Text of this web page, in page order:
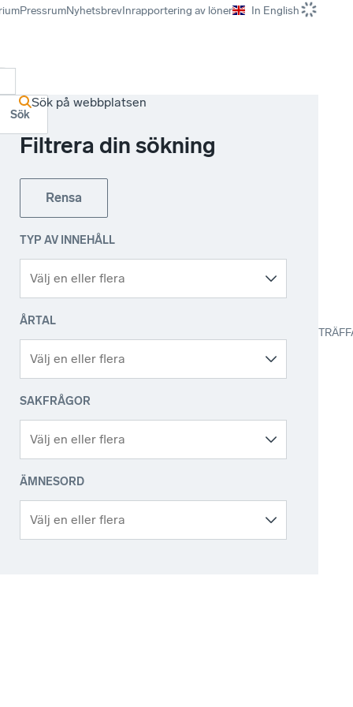
PressrumNyhetsbrevInrapportering av löner In English
Sök på webbplatsen
Filtrera din sökning
Rensa
TYP AV INNEHÅLL
ÅRTAL
SAKFRÅGOR
ÄMNESORD
Sök